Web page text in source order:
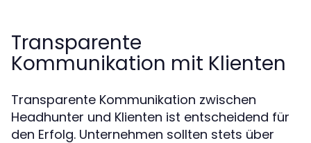
Transparente
Kommunikation mit Klienten
Transparente Kommunikation zwischen
Headhunter und Klienten ist entscheidend für
den Erfolg. Unternehmen sollten stets über